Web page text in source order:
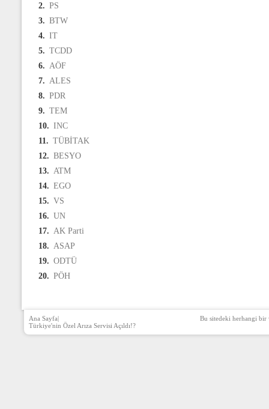
2. PS
3. BTW
4. IT
5. TCDD
6. AÖF
7. ALES
8. PDR
9. TEM
10. INC
11. TÜBİTAK
12. BESYO
13. ATM
14. EGO
15. VS
16. UN
17. AK Parti
18. ASAP
19. ODTÜ
20. PÖH
Ana Sayfa|
Türkiye'nin Özel Arıza Servisi Açıldı!?
Bu sitedeki herhangi bir